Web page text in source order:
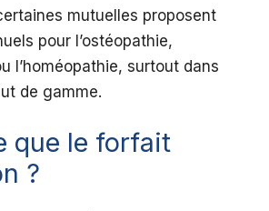
mutuelles proposent
pour l’ostéopathie,
l’homéopathie, surtout dans
de gamme.
que le forfait
?